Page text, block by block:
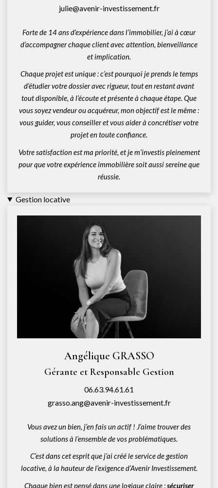
julie@avenir-investissement.fr
Forte de 14 ans d’expérience dans l’immobilier, j’ai à cœur
d’accompagner chaque client avec attention, bienveillance
et implication.
Chaque projet est unique : c’est pourquoi je prends le temps
d’étudier votre dossier avec rigueur, tout en restant avant
tout disponible, à l’écoute et présente à chaque étape. Que
vous soyez vendeur ou acquéreur, mon objectif est le même :
vous guider, vous conseiller et vous aider à concrétiser votre
projet en toute confiance.
Votre satisfaction est ma priorité, et je m’investis pleinement
pour que votre expérience immobilière soit aussi sereine que
réussie.
Gestion locative
Angélique GRASSO
Gérante et Responsable Gestion
06.63.94.61.61
grasso.ang@avenir-investissement.fr
Vous avez un bien, j’en fais un actif ! J’aime trouver des
solutions à l’ensemble de vos problématiques.
C’est dans cet esprit que j’ai créé le service de gestion
locative, à la hauteur de l’exigence d’Avenir Investissement.
Chaque bien est pensé dans une logique claire :sécuriser